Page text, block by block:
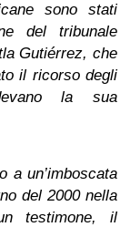
sono stati
del tribunale
Gutiérrez, che
il ricorso degli
la sua
a un’imboscata
del 2000 nella
testimone, il